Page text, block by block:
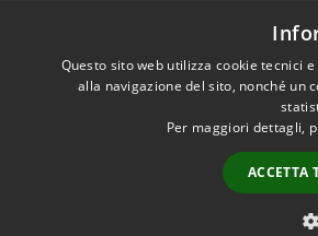
Questo sito web utilizza cookie tecnici
alla navigazione del sito, nonché un
Per maggiori dettagli,
ACCETTA